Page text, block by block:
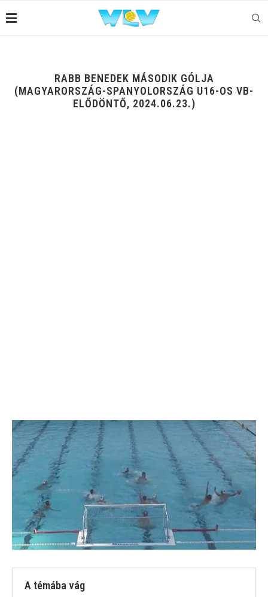
RABB BENEDEK MÁSODIK GÓLJA
(MAGYARORSZÁG-SPANYOLORSZÁG U16-OS VB-
ELŐDÖNTŐ, 2024.06.23.)
A témába vág